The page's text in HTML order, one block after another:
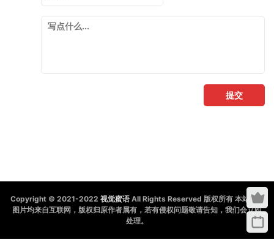
提交
Copyright © 2021-2022 视觉蜜语All Rights Reserved 版权所有 本站所有
图片均来自互联网，版权归原作者属有，若有侵权问题敬请告知，我们会立即
处理。